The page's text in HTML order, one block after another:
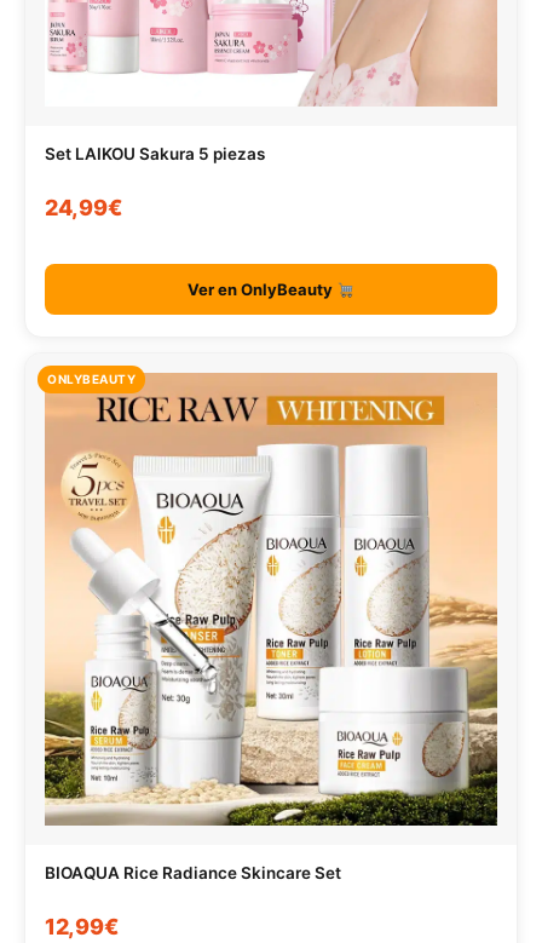
Set LAIKOU Sakura 5 piezas
24,99€
Ver en OnlyBeauty
ONLYBEAUTY
BIOAQUA Rice Radiance Skincare Set
12,99€